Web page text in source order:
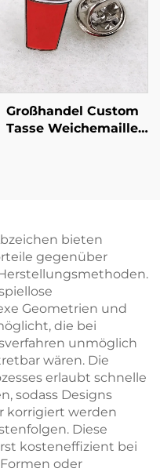
Großhandel Custom
Tasse Weichemaille
bieten
gegenüber
Geometrien und
die bei
unmöglich
wären. Die
erlaubt schnelle
sodass Designs
korrigiert werden
Diese
kosteneffizient bei
oder